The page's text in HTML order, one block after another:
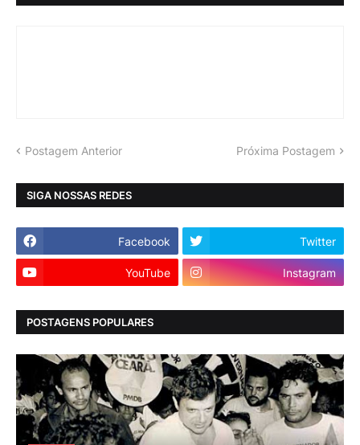
Postagem Anterior Próxima Postagem
SIGA NOSSAS REDES
Facebook Twitter
YouTube Instagram
POSTAGENS POPULARES